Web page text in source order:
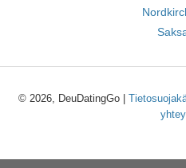
© 2026, DeuDatingGo |